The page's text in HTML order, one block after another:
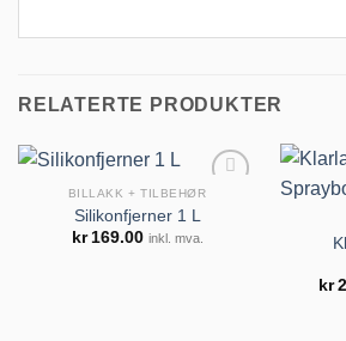
RELATERTE PRODUKTER
BILLAKK + TILBEHØR
Silikonfjerner 1 L
kr 169.00 inkl. mva.
kr